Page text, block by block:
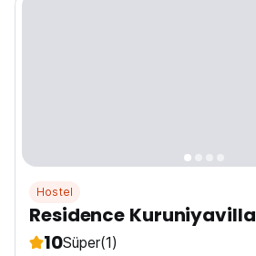
Hostel
Residence Kuruniyavilla
10Süper(1)